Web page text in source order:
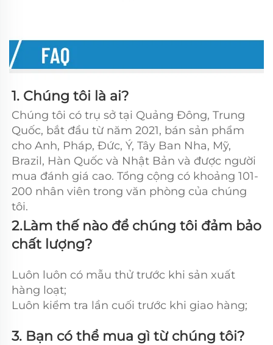
1. Chúng tôi là ai?
Chúng tôi có trụ sở tại Quảng Đông, Trung
Quốc, bắt đầu từ năm 2021, bán sản phẩm
cho Anh, Pháp, Đức, Ý, Tây Ban Nha, Mỹ,
Brazil, Hàn Quốc và Nhật Bản và được người
mua đánh giá cao. Tổng cộng có khoảng 101-
200 nhân viên trong văn phòng của chúng
tôi.
2.Làm thế nào để chúng tôi đảm bảo
chất lượng?
Luôn luôn có mẫu thử trước khi sản xuất
hàng loạt;
Luôn kiểm tra lần cuối trước khi giao hàng;
3. Bạn có thể mua gì từ chúng tôi?